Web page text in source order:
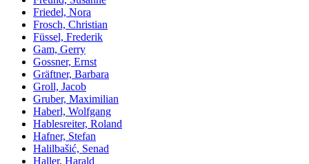
Friedel, Nora
Frosch, Christian
Füssel, Frederik
Gam, Gerry
Gossner, Ernst
Gräftner, Barbara
Groll, Jacob
Gruber, Maximilian
Haberl, Wolfgang
Hablesreiter, Roland
Hafner, Stefan
Halilbašić, Senad
Haller, Harald